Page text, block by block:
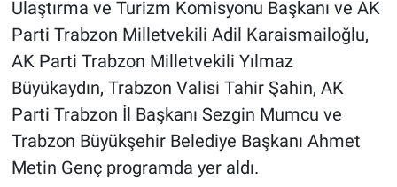
Ulaştırma ve Turizm Komisyonu Başkanı ve AK
Parti Trabzon Milletvekili Adil Karaismailoğlu,
AK Parti Trabzon Milletvekili Yılmaz
Büyükaydın, Trabzon Valisi Tahir Şahin, AK
Parti Trabzon İl Başkanı Sezgin Mumcu ve
Trabzon Büyükşehir Belediye Başkanı Ahmet
Metin Genç programda yer aldı.